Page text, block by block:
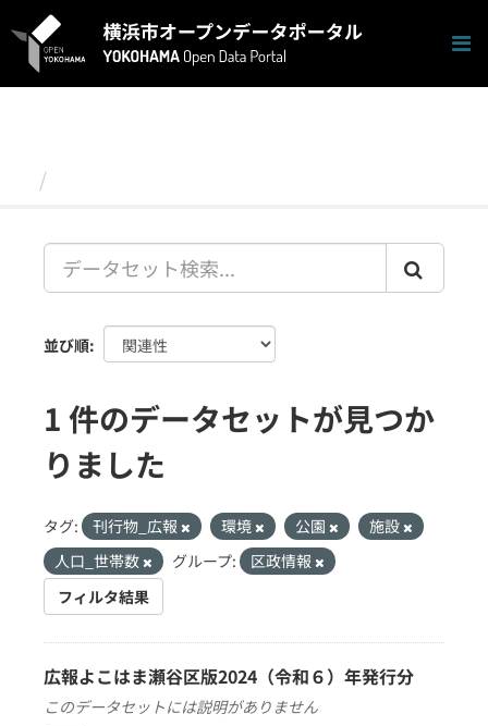
キ
並び順
1 件のデータセットが見つか
りました
タグ: 刊行物_広報 環境 公園
施設
人口_世帯数
グループ:
区政情報
フィルタ結果
広報よこはま瀬谷区版2024（令和６）年発行分
このデータセットには説明がありません